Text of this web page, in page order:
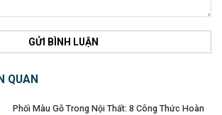
GỬI BÌNH LUẬN
QUAN
Phối Màu Gỗ Trong Nội Thất: 8 Công Thức Hoàn